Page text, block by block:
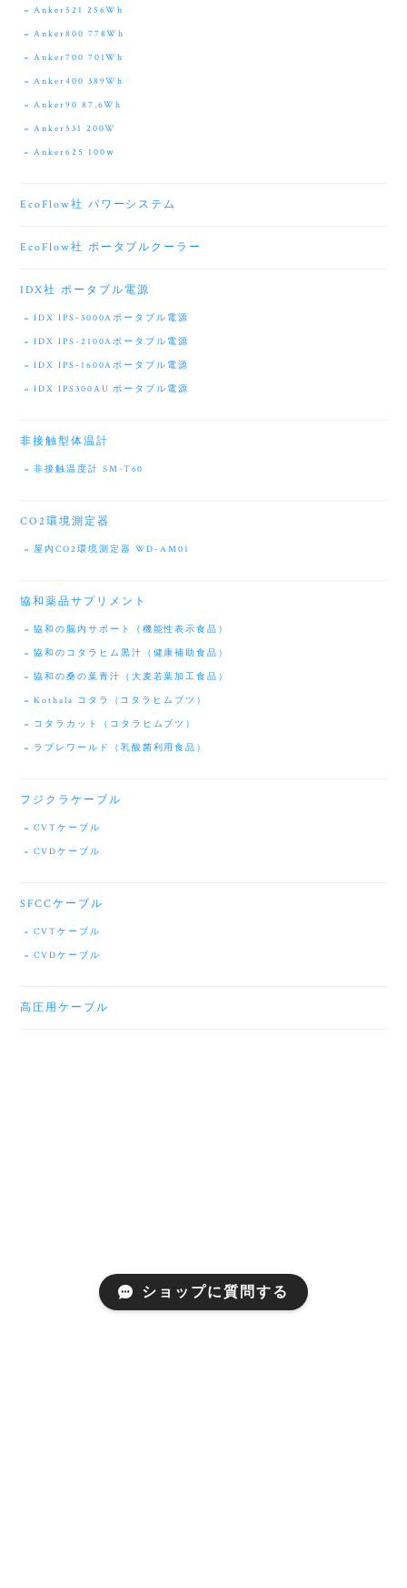
Anker521 256Wh
Anker800 778Wh
Anker700 701Wh
Anker400 389Wh
Anker90 87.6Wh
Anker531 200W
Anker625 100ｗ
EcoFlow社 パワーシステム
EcoFlow社 ポータブルクーラー
IDX社 ポータブル電源
IDX IPS-3000Aポータブル電源
IDX IPS-2100Aポータブル電源
IDX IPS-1600Aポータブル電源
IDX IPS300AU ポータブル電源
非接触型体温計
非接触温度計 SM-T60
CO2環境測定器
屋内CO2環境測定器 WD-AM01
協和薬品サプリメント
協和の脳内サポート（機能性表示食品）
協和のコタラヒム黒汁（健康補助食品）
協和の桑の葉青汁（大麦若葉加工食品）
Kothala コタラ（コタラヒムブツ）
コタラカット（コタラヒムブツ）
ラブレワールド（乳酸菌利用食品）
フジクラケーブル
CVTケーブル
CVDケーブル
SFCCケーブル
CVTケーブル
CVDケーブル
高圧用ケーブル
ショップに質問する